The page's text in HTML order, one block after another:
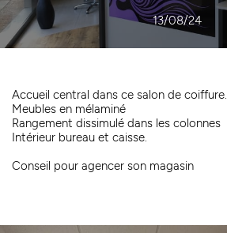
13/08/24
Accueil central dans ce salon de coiffure.
Meubles en mélaminé
Rangement dissimulé dans les colonnes
Intérieur bureau et caisse.
Conseil pour agencer son magasin